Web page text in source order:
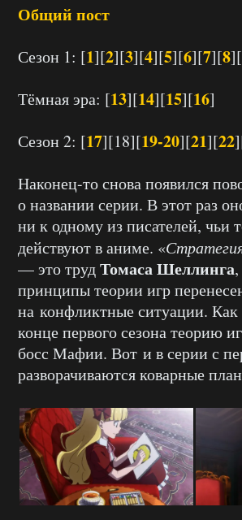
Общий пост
Сезон 1: [1][2][3][4][5][6][7][8][
Тёмная эра: [13][14][15][16]
Сезон 2: [17][18][19-20][21][22
Наконец-то снова появился
о названии серии. В этот раз
ни к одному из писателей, чьи
действуют в аниме. «
— это трудТомаса Шеллинга
принципы теории игр
на конфликтные ситуации.
конце первого сезона теорию
босс Мафии. Вот и в серии с
разворачиваются коварные